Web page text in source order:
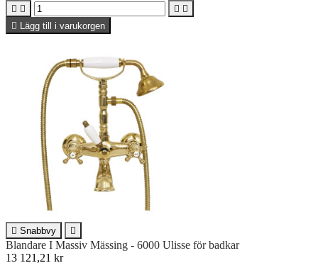
   
 Lägg till i varukorgen
 Snabbvy 
Blandare I Massiv Mässing - 6000 Ulisse för badkar
13 121,21 kr